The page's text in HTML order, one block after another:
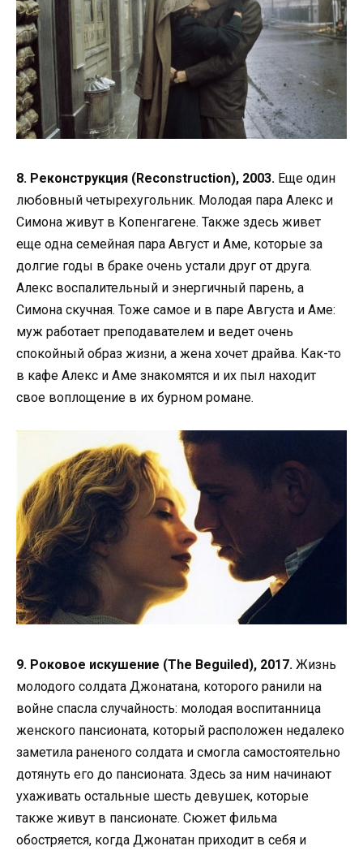
8. Реконструкция (Reconstruction), 2003. Еще один
любовный четырехугольник. Молодая пара Алекс и
Симона живут в Копенгагене. Также здесь живет
еще одна семейная пара Август и Аме, которые за
долгие годы в браке очень устали друг от друга.
Алекс воспалительный и энергичный парень, а
Симона скучная. Тоже самое и в паре Августа и Аме:
муж работает преподавателем и ведет очень
спокойный образ жизни, а жена хочет драйва. Как-то
в кафе Алекс и Аме знакомятся и их пыл находит
свое воплощение в их бурном романе.
9. Роковое искушение (The Beguiled), 2017. Жизнь
молодого солдата Джонатана, которого ранили на
войне спасла случайность: молодая воспитанница
женского пансионата, который расположен недалеко
заметила раненого солдата и смогла самостоятельно
дотянуть его до пансионата. Здесь за ним начинают
ухаживать остальные шесть девушек, которые
также живут в пансионате. Сюжет фильма
обостряется, когда Джонатан приходит в себя и